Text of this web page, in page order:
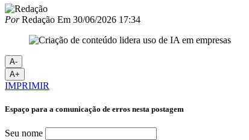
PorRedação Em 30/06/2026 17:34
A-
A+
IMPRIMIR
Espaço para a comunicação de erros nesta postagem
Seu nome